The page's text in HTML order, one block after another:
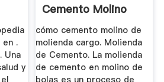
en .
Una
y
Cemento Molino
cómo cemento molino de
molienda cargo. Molienda
de Cemento. La molienda
de cemento en molino de
bolas es un proceso de